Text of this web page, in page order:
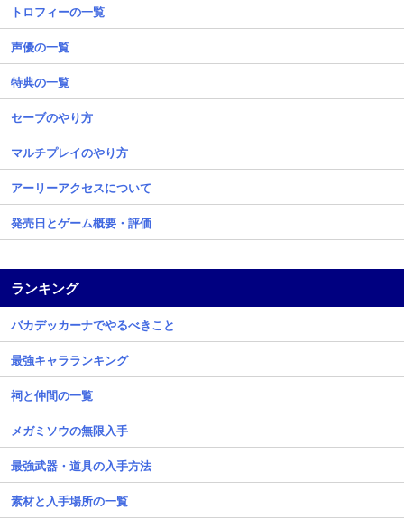
トロフィーの一覧
声優の一覧
特典の一覧
セーブのやり方
マルチプレイのやり方
アーリーアクセスについて
発売日とゲーム概要・評価
ランキング
バカデッカーナでやるべきこと
最強キャラランキング
祠と仲間の一覧
メガミソウの無限入手
最強武器・道具の入手方法
素材と入手場所の一覧